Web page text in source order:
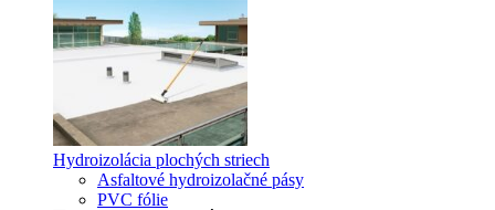
Hydroizolácia plochých striech
Asfaltové hydroizolačné pásy
PVC fólie